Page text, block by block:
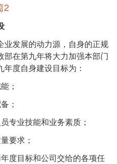
2
发展的动力源，自身的正规
在第九年将大力加强本部门
度自身建设目标为：
；
；
业技能和业务素质；
要求；
目标和公司交给的各项任